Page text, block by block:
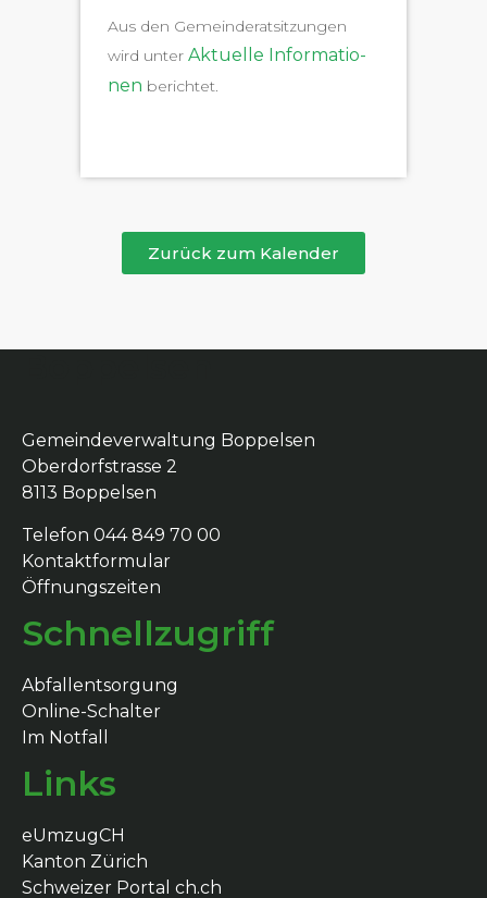
Aus den Gemein­der­at­sitzun­gen
wird unter Aktuelle Infor­ma­tio­
nen berichtet.
Zurück zum Kalender
Gemeindeverwaltung Boppelsen
Oberdorfstrasse 2
8113 Boppelsen
Telefon 044 849 70 00
Kontaktformular
Öffnungszeiten
Schnellzugriff
Abfallentsorgung
Online-Schalter
Im Notfall
Links
eUmzugCH
Kanton Zürich
Schweizer Portal ch.ch